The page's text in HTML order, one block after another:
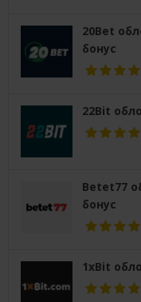
20Bet
бонус
22Bit
Betet77
бонус
1xBit